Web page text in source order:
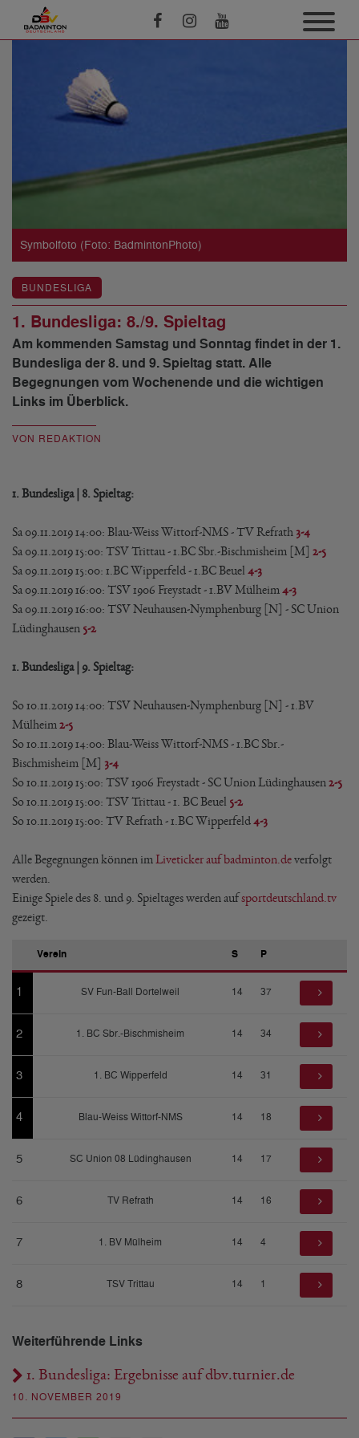
Symbolfoto (Foto: BadmintonPhoto)
10. NOVEMBER 2019
BUNDESLIGA
1. Bundesliga: 8./9. Spieltag
Am kommenden Samstag und Sonntag findet in der 1.
Bundesliga der 8. und 9. Spieltag statt. Alle
Begegnungen vom Wochenende und die wichtigen
Links im Überblick.
VON REDAKTION
1. Bundesliga | 8. Spieltag:
Sa 09.11.2019 14:00: Blau-Weiss Wittorf-NMS - TV Refrath 3-4
Sa 09.11.2019 15:00: TSV Trittau - 1.BC Sbr.-Bischmisheim [M] 2-5
Sa 09.11.2019 15:00: 1.BC Wipperfeld - 1.BC Beuel 4-3
Sa 09.11.2019 16:00: TSV 1906 Freystadt - 1.BV Mülheim 4-3
Sa 09.11.2019 16:00: TSV Neuhausen-Nymphenburg [N] - SC Union
Lüdinghausen 5-2
1. Bundesliga | 9. Spieltag:
So 10.11.2019 14:00: TSV Neuhausen-Nymphenburg [N] - 1.BV
Mülheim 2-5
So 10.11.2019 14:00: Blau-Weiss Wittorf-NMS - 1.BC Sbr.-
Bischmisheim [M] 3-4
So 10.11.2019 15:00: TSV 1906 Freystadt - SC Union Lüdinghausen 2-5
So 10.11.2019 15:00: TSV Trittau - 1. BC Beuel 5-2
So 10.11.2019 15:00: TV Refrath - 1.BC Wipperfeld4-3
Alle Begegnungen können im Liveticker auf badminton.deverfolgt
werden.
Einige Spiele des 8. und 9. Spieltages werden aufsportdeutschland.tv
gezeigt.
Verein S P
1 SV Fun-Ball Dortelweil 14 37
2 1. BC Sbr.-Bischmisheim 14 34
3 1. BC Wipperfeld 14 31
4 Blau-Weiss Wittorf-NMS 14 18
5 SC Union 08 Lüdinghausen 14 17
6 TV Refrath 14 16
7 1. BV Mülheim 14 4
8 TSV Trittau 14 1
Weiterführende Links
1. Bundesliga: Ergebnisse auf dbv.turnier.de